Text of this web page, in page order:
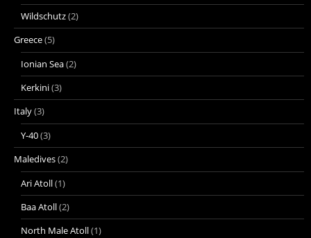
Wildschutz(2)
Greece(5)
Ionian Sea(2)
Kerkini(3)
Italy(3)
Y-40(3)
Maledives(2)
Ari Atoll(1)
Baa Atoll(2)
North Male Atoll(1)